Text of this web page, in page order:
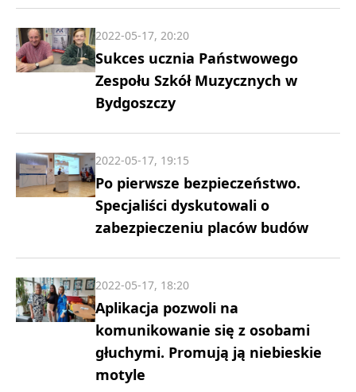
Sukces ucznia Państwowego
Zespołu Szkół Muzycznych w
Bydgoszczy
2022-05-17, 20:20
Po pierwsze bezpieczeństwo.
Specjaliści dyskutowali o
zabezpieczeniu placów budów
2022-05-17, 19:15
Aplikacja pozwoli na
komunikowanie się z osobami
głuchymi. Promują ją niebieskie
motyle
2022-05-17, 18:20